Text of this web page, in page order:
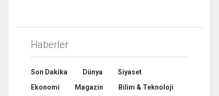
Haberler
Son Dakika Dünya
Siyaset
Ekonomi
Magazin
Bilim & Teknoloji